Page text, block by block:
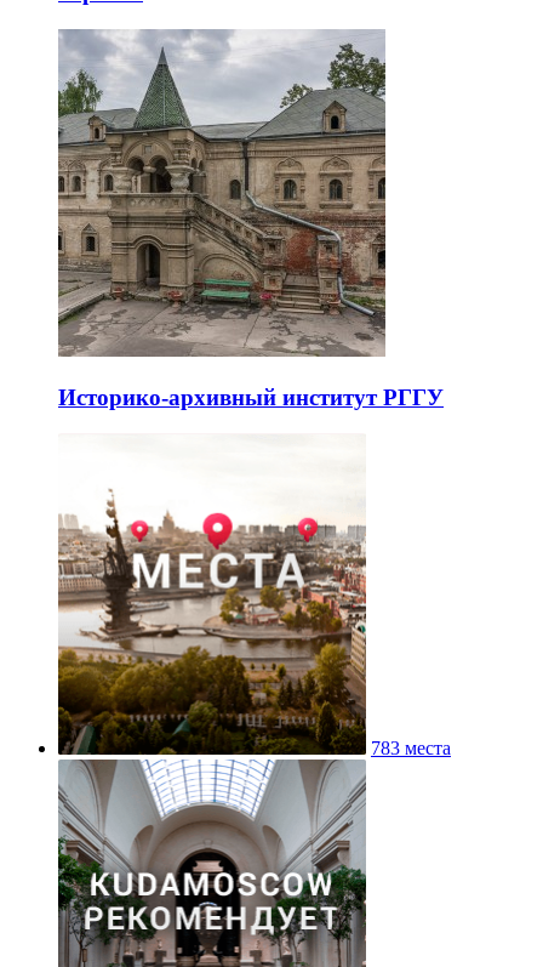
Историко-архивный институт РГГУ
783 места